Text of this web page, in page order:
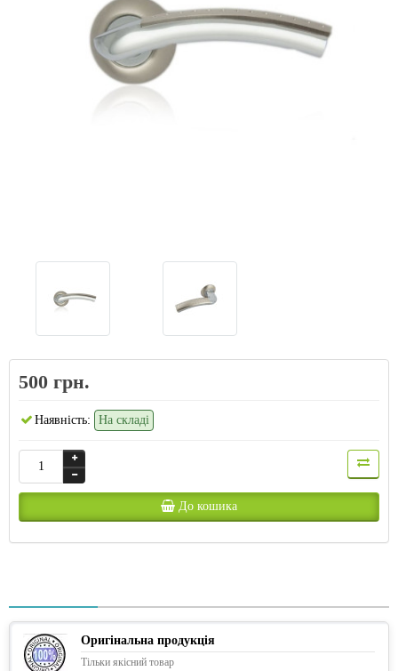
500 грн.
Наявність: На складі
До кошика
Оригінальна продукція
Тільки якісний товар